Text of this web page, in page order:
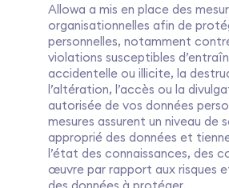
Allowa a mis en place des
organisationnelles afin de
personnelles, notamment
violations susceptibles
accidentelle ou illicite, la
l’altération, l’accès ou la
autorisée de vos données
mesures assurent un niveau de
approprié des données et
l’état des connaissances, des
œuvre par rapport aux risques
des données à protéger.